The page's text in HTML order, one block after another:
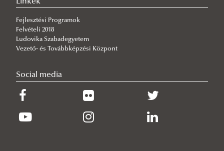
Erasmus+ Program
NKE Gólyatábor 2019
NKE Gólyatábor 2018
Fejlesztési Programok
Felvételi 2018
Ludovika Szabadegyetem
Vezető- és Továbbképzési Központ
Social media